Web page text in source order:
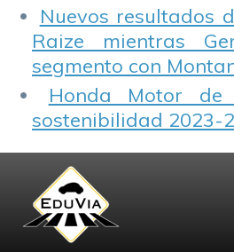
Nuevos resultados
Raize mientras
segmento con
Honda Motor
sostenibilidad 2023-